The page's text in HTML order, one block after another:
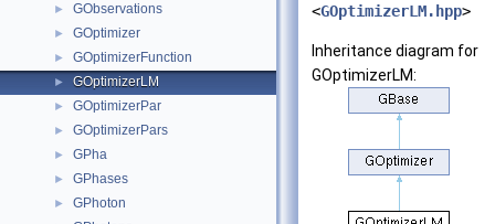
► GObservations
► GOptimizer
► GOptimizerFunction
► GOptimizerLM
► GOptimizerPar
► GOptimizerPars
► GPha
► GPhases
► GPhoton
<GOptimizerLM.hpp>
Inheritance diagram for
GOptimizerLM: